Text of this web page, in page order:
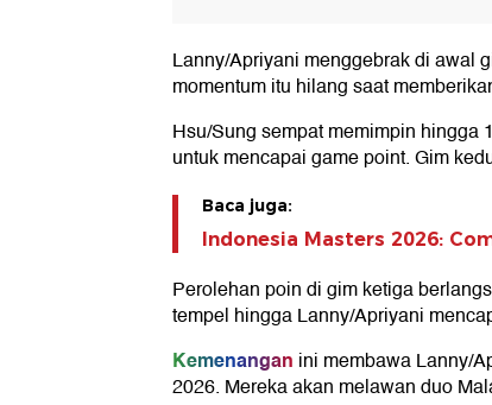
Lanny/Apriyani menggebrak di awal
momentum itu hilang saat
Hsu/Sung sempat memimpin
untuk mencapai game point. Gim
Baca juga:
Indonesia Masters 2026:
Perolehan poin di gim ketiga
tempel hingga Lanny/Apriyani
Kemenangan ini membawa Lanny/
2026. Mereka akan melawan duo